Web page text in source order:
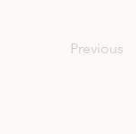
Previous